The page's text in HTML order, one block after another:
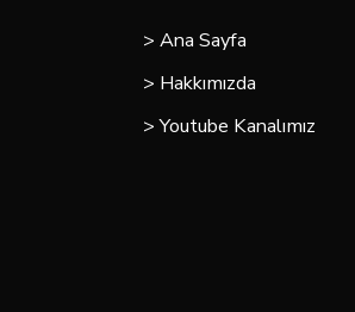
> Ana Sayfa
> Hakkımızda
> Youtube Kanalımız